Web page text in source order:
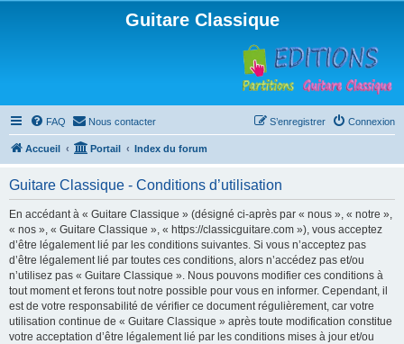
Guitare Classique
FAQ Nous contacter Connexion
S’enregistrer
Accueil Portail Index du forum
Guitare Classique - Conditions d’utilisation
En accédant à « Guitare Classique » (désigné ci-après par « nous », « notre »,
« nos », « Guitare Classique », « https://classicguitare.com »), vous acceptez
d’être légalement lié par les conditions suivantes. Si vous n’acceptez pas
d’être légalement lié par toutes ces conditions, alors n’accédez pas et/ou
n’utilisez pas « Guitare Classique ». Nous pouvons modifier ces conditions à
tout moment et ferons tout notre possible pour vous en informer. Cependant, il
est de votre responsabilité de vérifier ce document régulièrement, car votre
utilisation continue de « Guitare Classique » après toute modification constitue
votre acceptation d’être légalement lié par les conditions mises à jour et/ou